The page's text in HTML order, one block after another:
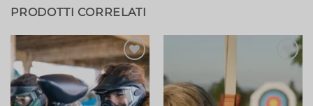
PRODOTTI CORRELATI
Aggiungi
alla lista
dei
desideri
alla lista
dei
desideri